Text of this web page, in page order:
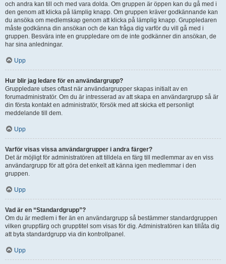
och andra kan till och med vara dolda. Om gruppen är öppen kan du gå med i
den genom att klicka på lämplig knapp. Om gruppen kräver godkännande kan
du ansöka om medlemskap genom att klicka på lämplig knapp. Gruppledaren
måste godkänna din ansökan och de kan fråga dig varför du vill gå med i
gruppen. Besvära inte en gruppledare om de inte godkänner din ansökan, de
har sina anledningar.
Upp
Hur blir jag ledare för en användargrupp?
Gruppledare utses oftast när användargrupper skapas initialt av en
forumadministratör. Om du är intresserad av att skapa en användargrupp så är
din första kontakt en administratör, försök med att skicka ett personligt
meddelande till dem.
Upp
Varför visas vissa användargrupper i andra färger?
Det är möjligt för administratören att tilldela en färg till medlemmar av en viss
användargrupp för att göra det enkelt att känna igen medlemmar i den
gruppen.
Upp
Vad är en “Standardgrupp”?
Om du är medlem i fler än en användargrupp så bestämmer standardgruppen
vilken gruppfärg och grupptitel som visas för dig. Administratören kan tillåta dig
att byta standardgrupp via din kontrollpanel.
Upp